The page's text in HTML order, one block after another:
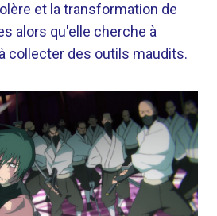
et la transformation de
alors qu'elle cherche à
collecter des outils maudits.